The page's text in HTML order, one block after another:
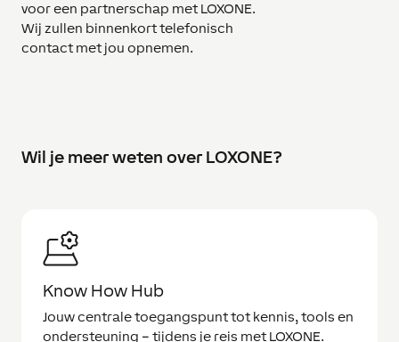
voor een partnerschap met LOXONE.
Wij zullen binnenkort telefonisch
contact met jou opnemen.
Wil je meer weten over LOXONE?
Know How Hub
Jouw centrale toegangspunt tot kennis, tools en
ondersteuning – tijdens je reis met LOXONE.